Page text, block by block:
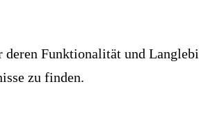
Funktionalität und
zu finden.